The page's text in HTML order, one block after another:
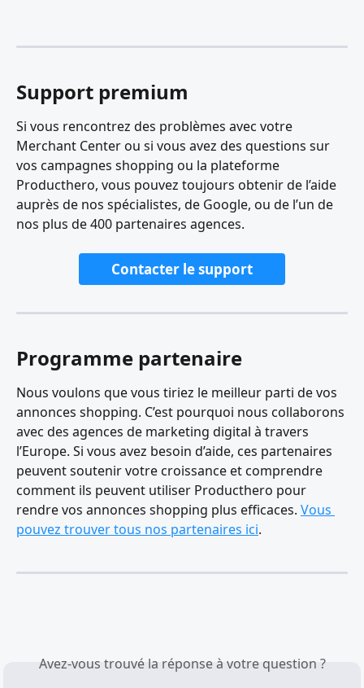
Support premium
Si vous rencontrez des problèmes avec votre
Merchant Center ou si vous avez des questions sur
vos campagnes shopping ou la plateforme
Producthero, vous pouvez toujours obtenir de l’aide
auprès de nos spécialistes, de Google, ou de l’un de
nos plus de 400 partenaires agences.
Contacter le support
Programme partenaire
Nous voulons que vous tiriez le meilleur parti de vos
annonces shopping. C’est pourquoi nous collaborons
avec des agences de marketing digital à travers
l’Europe. Si vous avez besoin d’aide, ces partenaires
peuvent soutenir votre croissance et comprendre
comment ils peuvent utiliser Producthero pour
rendre vos annonces shopping plus efficaces. Vous
pouvez trouver tous nos partenaires ici.
Avez-vous trouvé la réponse à votre question ?